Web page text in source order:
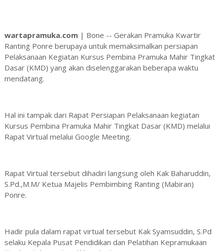
wartapramuka.com| Bone -- Gerakan Pramuka Kwartir
Ranting Ponre berupaya untuk memaksimalkan persiapan
Pelaksanaan Kegiatan Kursus Pembina Pramuka Mahir Tingkat
Dasar (KMD) yang akan diselenggarakan beberapa waktu
mendatang.
Hal ini tampak dari Rapat Persiapan Pelaksanaan kegiatan
Kursus Pembina Pramuka Mahir Tingkat Dasar (KMD) melalui
Rapat Virtual melalui Google Meeting.
Rapat Virtual tersebut dihadiri langsung oleh Kak Baharuddin,
S.Pd.,M.M/ Ketua Majelis Pembimbing Ranting (Mabiran)
Ponre.
Hadir pula dalam rapat virtual tersebut Kak Syamsuddin, S.Pd
selaku Kepala Pusat Pendidikan dan Pelatihan Kepramukaan